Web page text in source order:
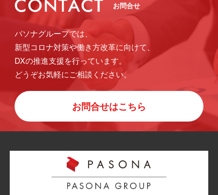
お問合せ
パソナグループでは、
新型コロナ対策や働き方改革に向けて、
DXの推進支援を行っています。
どうぞお気軽にご相談ください。
お問合せはこちら